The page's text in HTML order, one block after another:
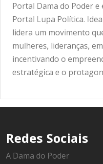
Portal Dama do Poder
Portal Lupa Política.
lidera um movimento
mulheres, lideranças,
incentivando o
estratégica e o
Redes Sociais
A Dama do Poder